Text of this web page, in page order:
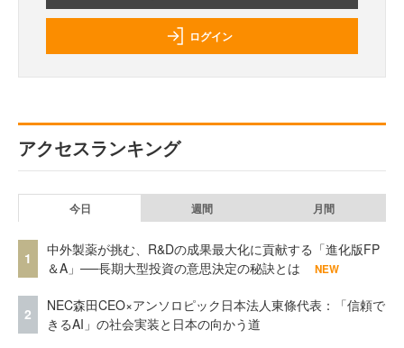
ログイン
アクセスランキング
今日 週間 月間
1
中外製薬が挑む、R&Dの成果最大化に貢献する「進化版FP
＆A」──長期大型投資の意思決定の秘訣とは
NEW
2
NEC森田CEO×アンソロピック日本法人東條代表：「信頼で
きるAI」の社会実装と日本の向かう道